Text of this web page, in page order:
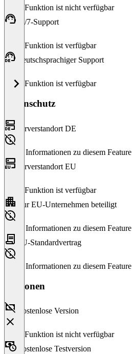
Diese Funktion ist nicht verfügbar
24/7-Support
Diese Funktion ist verfügbar
Deutschsprachiger Support
Diese Funktion ist verfügbar
Datenschutz
Serverstandort DE
Keine Informationen zu diesem Feature
Serverstandort EU
Diese Funktion ist verfügbar
Nur EU-Unternehmen beteiligt
Keine Informationen zu diesem Feature
EU-Standardvertrag
Keine Informationen zu diesem Feature
Versionen
Kostenlose Version
Diese Funktion ist nicht verfügbar
Kostenlose Testversion